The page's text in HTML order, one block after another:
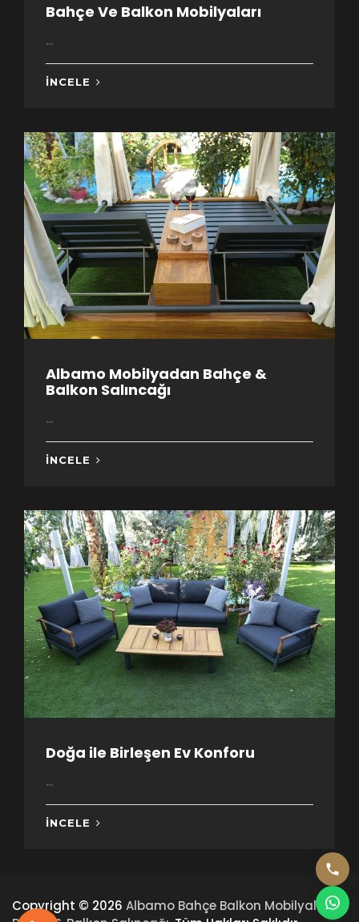
Bahçe Ve Balkon Mobilyaları
...
İNCELE
Albamo Mobilyadan Bahçe &
Balkon Salıncağı
...
İNCELE
Doğa ile Birleşen Ev Konforu
...
İNCELE
Copyright © 2026 Albamo Bahçe Balkon Mobilyalar |